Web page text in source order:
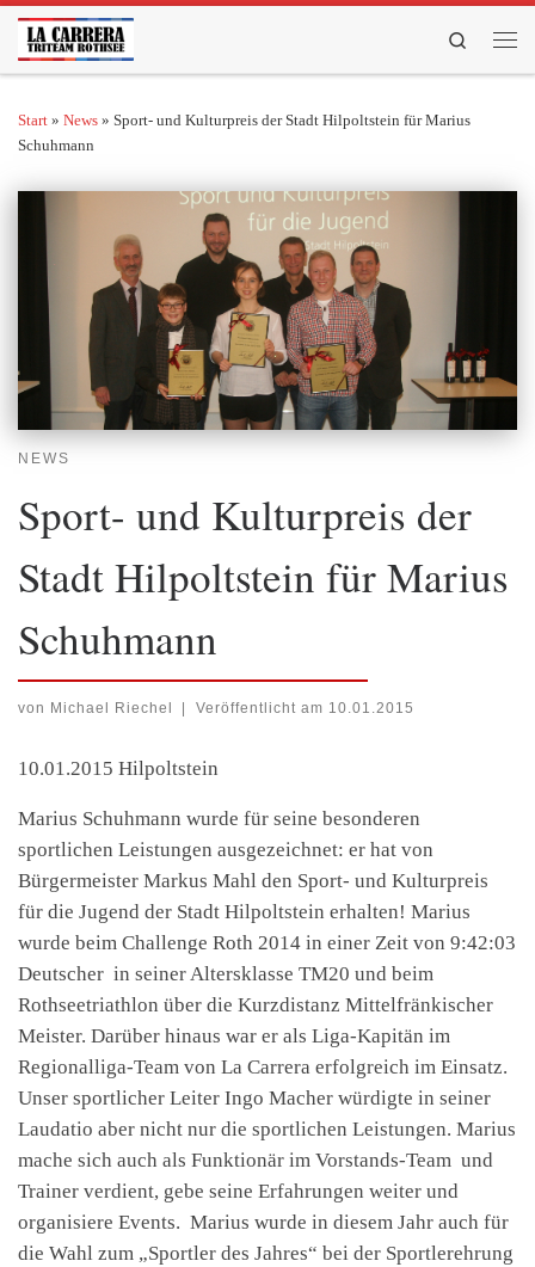
Zum Inhalt springen
Search
Start » News » Sport- und Kulturpreis der Stadt Hilpoltstein für Marius
Schuhmann
NEWS
Sport- und Kulturpreis der
Stadt Hilpoltstein für Marius
Schuhmann
von Michael Riechel Veröffentlicht am 10.01.2015
10.01.2015 Hilpoltstein
Marius Schuhmann wurde für seine besonderen
sportlichen Leistungen ausgezeichnet: er hat von
Bürgermeister Markus Mahl den Sport- und Kulturpreis
für die Jugend der Stadt Hilpoltstein erhalten! Marius
wurde beim Challenge Roth 2014 in einer Zeit von 9:42:03
Deutscher in seiner Altersklasse TM20 und beim
Rothseetriathlon über die Kurzdistanz Mittelfränkischer
Meister. Darüber hinaus war er als Liga-Kapitän im
Regionalliga-Team von La Carrera erfolgreich im Einsatz.
Unser sportlicher Leiter Ingo Macher würdigte in seiner
Laudatio aber nicht nur die sportlichen Leistungen. Marius
mache sich auch als Funktionär im Vorstands-Team und
Trainer verdient, gebe seine Erfahrungen weiter und
organisiere Events. Marius wurde in diesem Jahr auch für
die Wahl zum „Sportler des Jahres“ bei der Sportlerehrung